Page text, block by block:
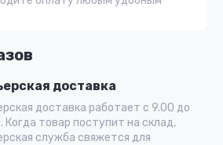
доставка
доставка работает с 9.00 до
Когда товар поступит на склад,
служба свяжется для